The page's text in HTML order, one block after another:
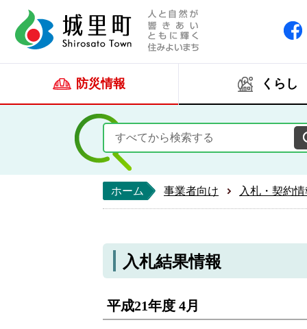
防災情報 くらし
ホーム 事業者向け 入札・契約
入札結果情報
平成21年度 4月